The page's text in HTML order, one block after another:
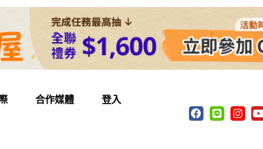
合作媒體 登入